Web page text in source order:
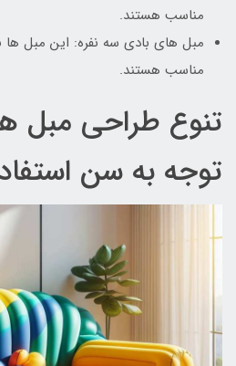
مناسب هستند.
مبل های بادی سه نفره: این مبل ها
مناسب هستند.
تنوع طراحی مبل
توجه به سن